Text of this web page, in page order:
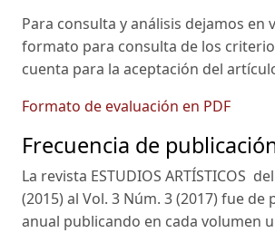
Para consulta y análisis dejamos en
formato para consulta de los
cuenta para la aceptación del
Formato de evaluación en PDF
Frecuencia de
La revista ESTUDIOS ARTÍSTICOS
(2015) al Vol. 3 Núm. 3 (2017) fue de
anual publicando en cada volumen